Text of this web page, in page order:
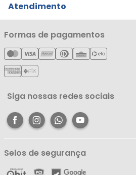
Notícias
Cartão Líderzan
Trocas e Devoluções
Política de Privacidade
Política de Entrega
Política de Reembolso
Atendimento
Minha Conta
Meus Pedidos
Meus Favoritos
Central de Atendimento
Formas de pagamentos
Siga nossas redes sociais
Selos de segurança